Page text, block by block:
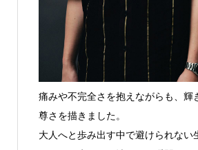
痛みや不完全さを抱えながらも、輝
尊さを描きました。
大人へと歩み出す中で避けられない